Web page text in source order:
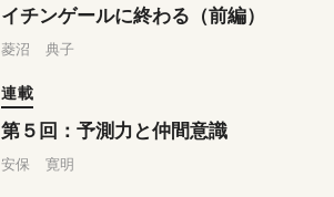
イチンゲールに終わる（前編）
菱沼 典子
連載
第５回：予測力と仲間意識
安保 寛明